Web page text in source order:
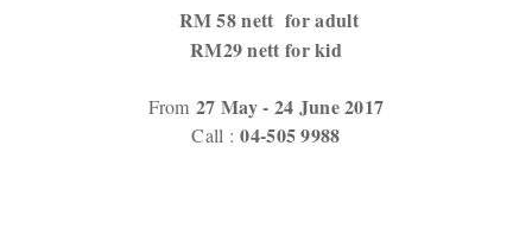
RM 58 nett for adult
RM29 nett for kid
From27 May - 24 June 2017
Call :04-505 9988